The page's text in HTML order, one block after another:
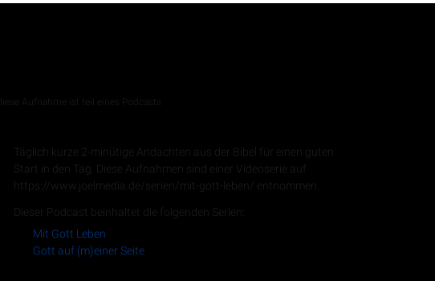
Diese Aufnahme ist teil eines Podcasts
Täglich kurze 2-minütige Andachten aus der Bibel für einen guten
Start in den Tag. Diese Aufnahmen sind einer Videoserie auf
https://www.joelmedia.de/serien/mit-gott-leben/ entnommen.
Dieser Podcast beinhaltet die folgenden Serien:
Mit Gott Leben
Gott auf (m)einer Seite